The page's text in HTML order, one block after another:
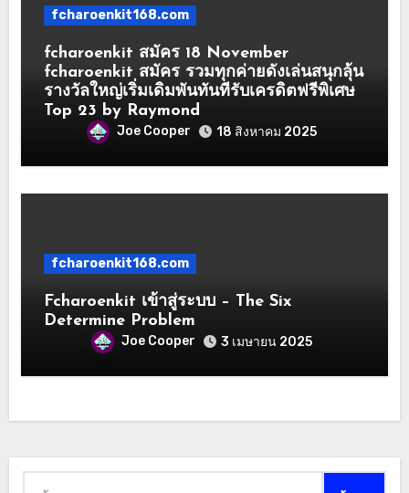
fcharoenkit168.com
fcharoenkit สมัคร 18 November
fcharoenkit สมัคร รวมทุกค่ายดังเล่นสนุกลุ้น
รางวัลใหญ่เริ่มเดิมพันทันทีรับเครดิตฟรีพิเศษ
Top 23 by Raymond
Joe Cooper 18 สิงหาคม 2025
fcharoenkit168.com
Fcharoenkit เข้าสู่ระบบ – The Six
Determine Problem
Joe Cooper 3 เมษายน 2025